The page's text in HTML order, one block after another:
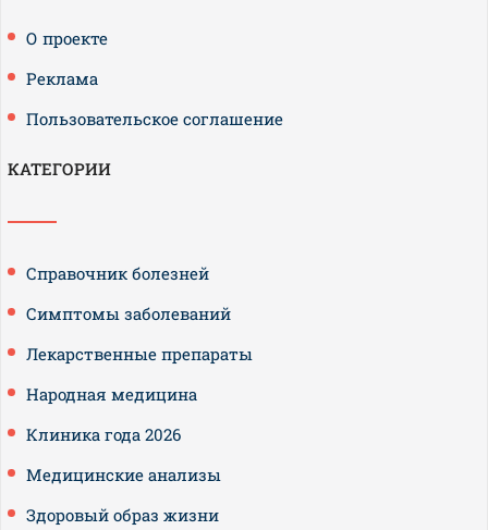
О проекте
Реклама
Пользовательское соглашение
КАТЕГОРИИ
Справочник болезней
Симптомы заболеваний
Лекарственные препараты
Народная медицина
Клиника года 2026
Медицинские анализы
Здоровый образ жизни